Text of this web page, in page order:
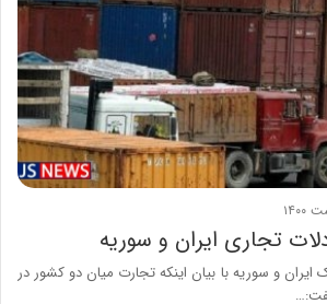
تجاری ایران و سوریه
ایران و سوریه با بیان اینکه تجارت میان دو کشور در